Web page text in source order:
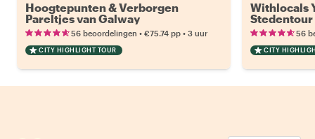
Hoogtepunten & Verborgen
Pareltjes van Galway
56 beoordelingen • €75.74 pp • 3 uur
CITY HIGHLIGHT TOUR
Withlocals
Stedentour
56
CITY